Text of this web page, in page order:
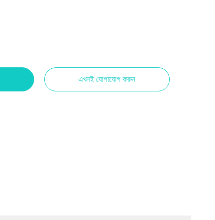
এখনই যোগাযোগ করুন